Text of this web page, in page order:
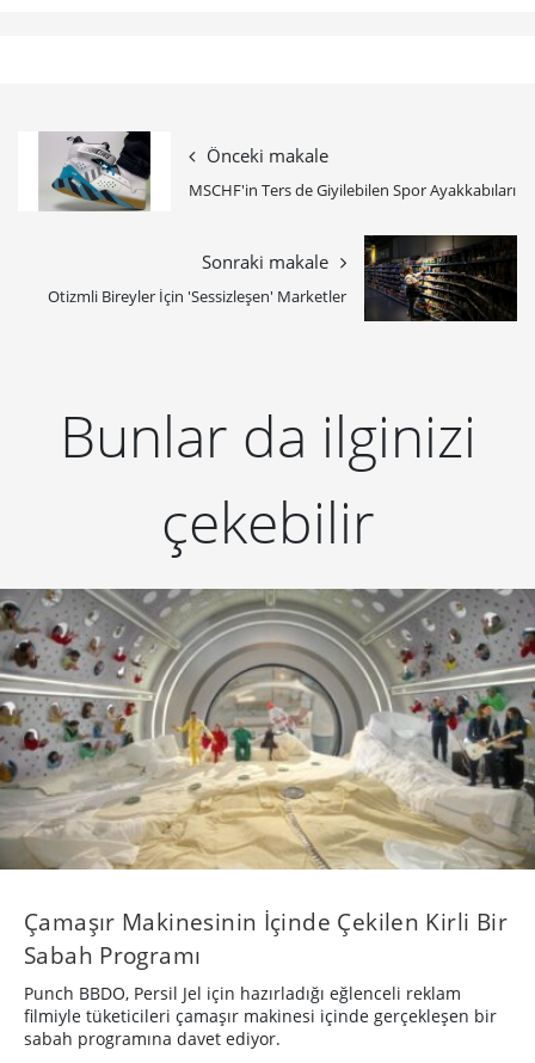
Önceki makale
MSCHF'in Ters de Giyilebilen Spor Ayakkabıları
Sonraki makale
Otizmli Bireyler İçin 'Sessizleşen' Marketler
Bunlar da ilginizi
çekebilir
Çamaşır Makinesinin İçinde Çekilen Kirli Bir
Sabah Programı
Punch BBDO, Persil Jel için hazırladığı eğlenceli reklam
filmiyle tüketicileri çamaşır makinesi içinde gerçekleşen bir
sabah programına davet ediyor.